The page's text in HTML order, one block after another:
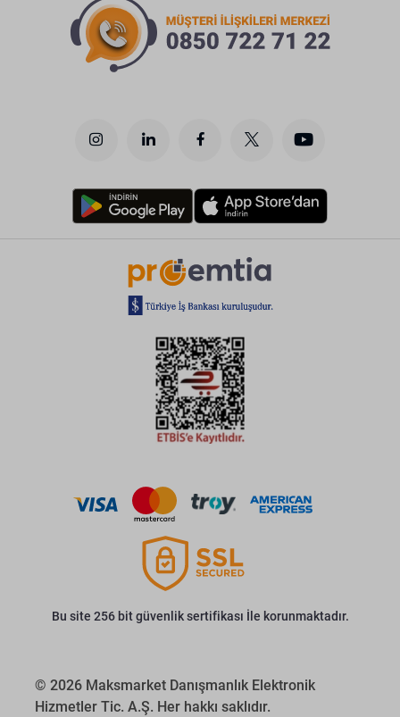
Bu site 256 bit güvenlik sertifikası İle korunmaktadır.
© 2026 Maksmarket Danışmanlık Elektronik
Hizmetler Tic. A.Ş. Her hakkı saklıdır.